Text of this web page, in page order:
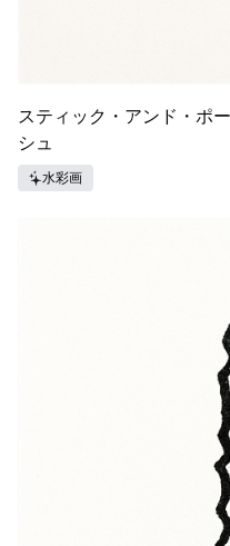
スティック・アンド・ポ
シュ
水彩画